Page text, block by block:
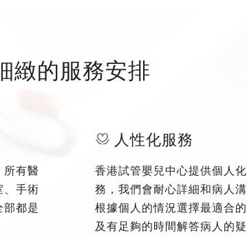
緻的服務安排
所有醫
、手術
部都是
人性化服務
香港試管嬰兒中心提供個人
務，我們會耐心詳細和病人溝
根據個人的情況選擇最適合
及有足夠的時間解答病人的疑